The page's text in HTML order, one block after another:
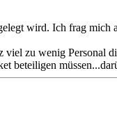
wird. Ich frag
viel zu wenig
beteiligen